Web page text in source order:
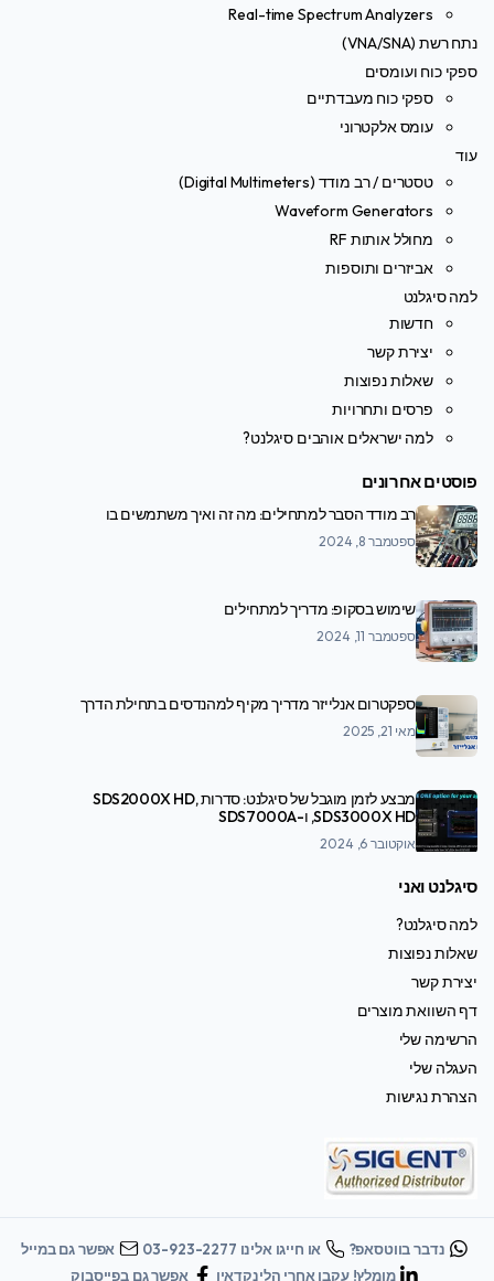
Real-time Spectrum Analyzers
נתח רשת (VNA/SNA)
ספקי כוח ועומסים
ספקי כוח מעבדתיים
עומס אלקטרוני
עוד
טסטרים / רב מודד (Digital Multimeters)
Waveform Generators
מחולל אותות RF
אביזרים ותוספות
למה סיגלנט
חדשות
יצירת קשר
שאלות נפוצות
פרסים ותחרויות
למה ישראלים אוהבים סיגלנט?
פוסטים אחרונים
רב מודד הסבר למתחילים: מה זה ואיך משתמשים בו
ספטמבר 8, 2024
שימוש בסקופ: מדריך למתחילים
ספטמבר 11, 2024
ספקטרום אנלייזר מדריך מקיף למהנדסים בתחילת הדרך
מאי 21, 2025
מבצע לזמן מוגבל של סיגלנט: סדרות SDS2000X HD,
SDS3000X HD, ו-SDS7000A
אוקטובר 6, 2024
סיגלנט ואני
למה סיגלנט?
שאלות נפוצות
יצירת קשר
דף השוואת מוצרים
הרשימה שלי
העגלה שלי
הצהרת נגישות
נדבר בווטסאפ? או חייגו אלינו 03-923-2277
אפשר גם במייל
מומלץ! עקבו אחרי הלינקדאין
אפשר גם בפייסבוק